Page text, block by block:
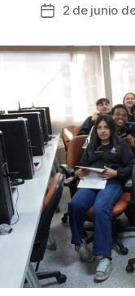
Fecha
la
entrada
2 de junio